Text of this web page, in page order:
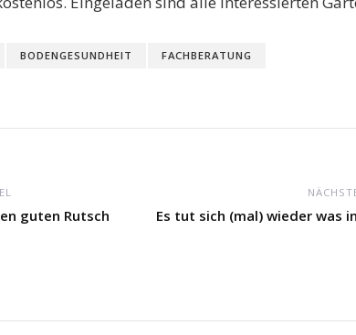
BODENGESUNDHEIT FACHBERATUNG
guten Rutsch Es tut sich (mal) wieder was